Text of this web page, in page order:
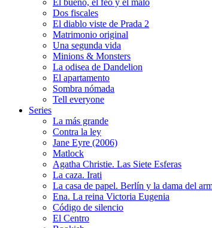
El bueno, el feo y el malo
Dos fiscales
El diablo viste de Prada 2
Matrimonio original
Una segunda vida
Minions & Monsters
La odisea de Dandelion
El apartamento
Sombra nómada
Tell everyone
Series
La más grande
Contra la ley
Jane Eyre (2006)
Matlock
Agatha Christie. Las Siete Esferas
La caza. Irati
La casa de papel. Berlín y la dama del
Ena. La reina Victoria Eugenia
Código de silencio
El Centro